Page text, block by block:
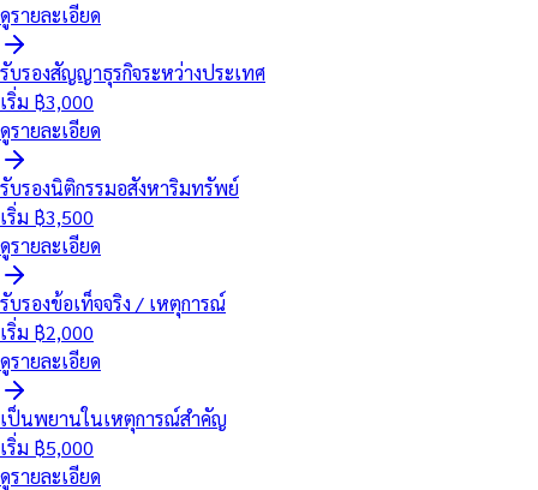
ดูรายละเอียด
รับรองสัญญาธุรกิจระหว่างประเทศ
เริ่ม ฿3,000
ดูรายละเอียด
รับรองนิติกรรมอสังหาริมทรัพย์
เริ่ม ฿3,500
ดูรายละเอียด
รับรองข้อเท็จจริง / เหตุการณ์
เริ่ม ฿2,000
ดูรายละเอียด
เป็นพยานในเหตุการณ์สำคัญ
เริ่ม ฿5,000
ดูรายละเอียด